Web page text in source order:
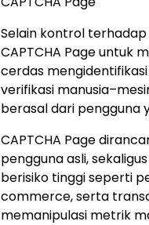
Selain kontrol
CAPTCHA Page untuk
cerdas
verifikasi
berasal dari pengguna
CAPTCHA Page
pengguna asli,
berisiko tinggi seperti
commerce, serta
memanipulasi metrik